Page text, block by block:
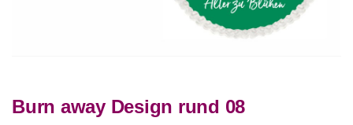
Burn away Design rund 08